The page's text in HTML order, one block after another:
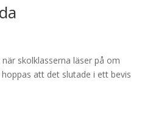
skolklasserna läser på om
att det slutade i ett bevis